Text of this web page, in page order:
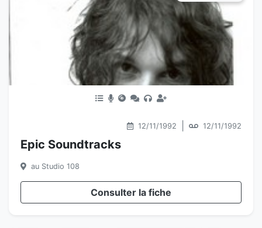
12/11/1992 12/11/1992
Epic Soundtracks
au Studio 108
Consulter la fiche